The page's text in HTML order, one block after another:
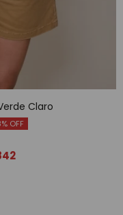
Claro